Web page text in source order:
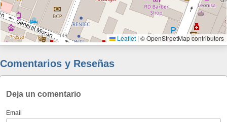
Leaflet | © OpenStreetMap contributors
Comentarios y Reseñas
Deja un comentario
Email